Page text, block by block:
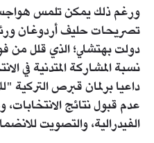
ورغم ذلك يمكن تلمس
تصريحات حليف أردوغان
دولت بهتشلي؛ الذي قلل من
داعيا برلمان قبرص التركية
عدم قبول نتائج الانتخابات،
الفيدرالية، والتصويت